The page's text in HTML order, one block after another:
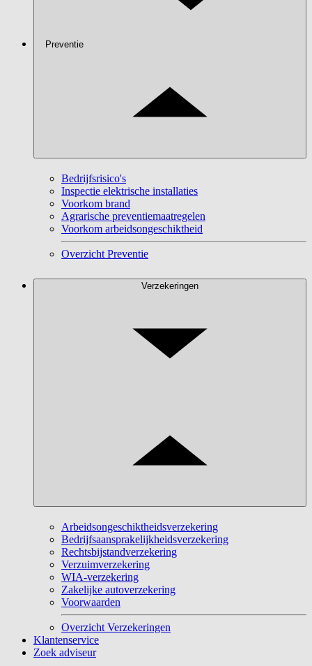
Preventie
Bedrijfsrisico's
Inspectie elektrische installaties
Voorkom brand
Agrarische preventiemaatregelen
Voorkom arbeidsongeschiktheid
Overzicht Preventie
Verzekeringen
Arbeidsongeschiktheidsverzekering
Bedrijfsaansprakelijkheidsverzekering
Rechtsbijstandverzekering
Verzuimverzekering
WIA-verzekering
Zakelijke autoverzekering
Voorwaarden
Overzicht Verzekeringen
Klantenservice
Zoek adviseur